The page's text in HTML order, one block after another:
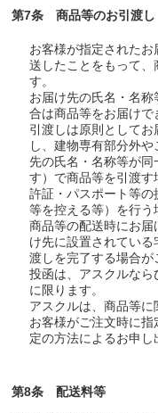
第7条 商品等のお引渡し
お客様が指定された
送したことをもって、
す。
お届け先の氏名・名
合は商品等をお届けで
引渡しは原則として
し、建物専有部分外
先の氏名・名称等が同
す）で商品等を引渡
許証・パスポート等
等を控える等）を行う
商品等の配送時にお
け先に設置されている
渡しを完了する場合
投函は、アスクルな
に限ります。
アスクルは、商品等に
お客様がご注文時に
定の方法によるお申し
第8条 配送料等